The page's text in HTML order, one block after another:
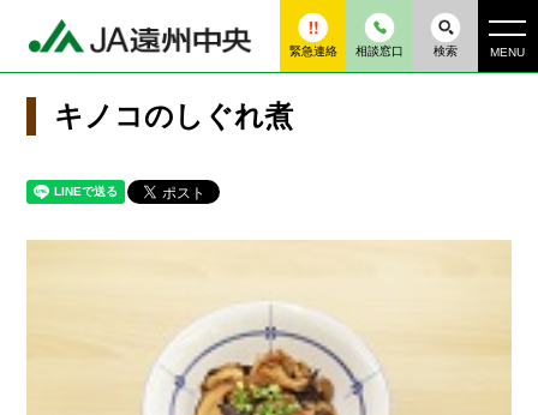
緊急連絡 相談窓口 検索 MENU
キノコのしぐれ煮